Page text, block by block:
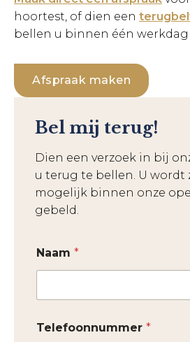
hoortest, of dien een
bellen u binnen één werkdag
Afspraak maken
Bel mij terug!
Dien een verzoek in bij
u terug te bellen. U wordt
mogelijk binnen onze
gebeld.
Naam *
Telefoonnummer *